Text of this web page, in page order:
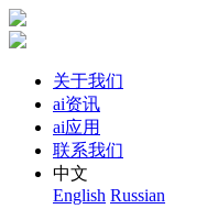
关于我们
ai资讯
ai应用
联系我们
中文
English Russian